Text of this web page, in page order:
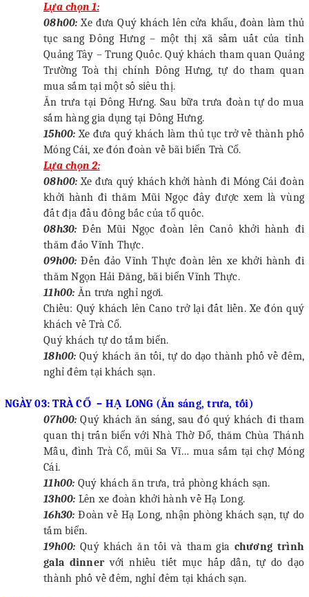
Lựa chọn 1:
08h00:Xe đưa Quý khách lên cửa khẩu, đoàn làm thủ
tục sang Đông Hưng – một thị xã sầm uất của tỉnh
Quảng Tây – Trung Quốc. Quý khách tham quan Quảng
Trường Toà thị chính Đông Hưng, tự do tham quan
mua sắm tại một số siêu thị.
Ăn trưa tại Đông Hưng. Sau bữa trưa đoàn tự do mua
sắm hàng gia dụng tại Đông Hưng.
15h00: Xe đưa quý khách làm thủ tục trở về thành phố
Móng Cái, xe đón đoànvề bãi biển Trà Cổ.
Lựa chọn 2:
08h00: Xe đưa quý khách khởi hành đi Móng Cái đoàn
khởi hành đi thăm Mũi Ngọc đây được xem là vùng
đất địa đầu đông bắc của tổ quốc.
08h30: Đến Mũi Ngọc đoàn lên Canô khởi hành đi
thăm đảo Vĩnh Thực.
09h00: Đến đảo Vĩnh Thực đoàn lên xe khởi hành đi
thăm Ngọn Hải Đăng, bãi biển Vĩnh Thực.
11h00: Ăn trưa nghỉ ngơi.
Chiều: Quý khách lên Cano trở lại đất liền. Xe đón quý
khách về Trà Cổ.
Quý khách tự do tắm biển.
18h00: Quý khách ăn tối, tự do dạo thành phố về đêm,
nghỉ đêm tại khách sạn.
NGÀY 03:TRÀ CỔ – HẠ LONG (Ăn sáng, trưa, tối)
07h00: Quý khách ăn sáng, sau đó quý khách đi tham
quan thị trấn biển với Nhà Thờ Đổ, thăm Chùa Thánh
Mẫu, đình Trà Cổ, mũi Sa Vĩ… mua sắm tại chợ Móng
Cái.
11h00: Quý khách ăn trưa, trả phòng khách sạn.
13h00: Lên xe đoàn khởi hành về Hạ Long.
16h30: Đoàn về Hạ Long, nhận phòng khách sạn, tự do
tắm biển.
19h00: Quý khách ăn tối và tham gia chương trình
gala dinnervới nhiều tiết mục hấp dẫn, tự do dạo
thành phố về đêm, nghỉ đêm tại khách sạn.